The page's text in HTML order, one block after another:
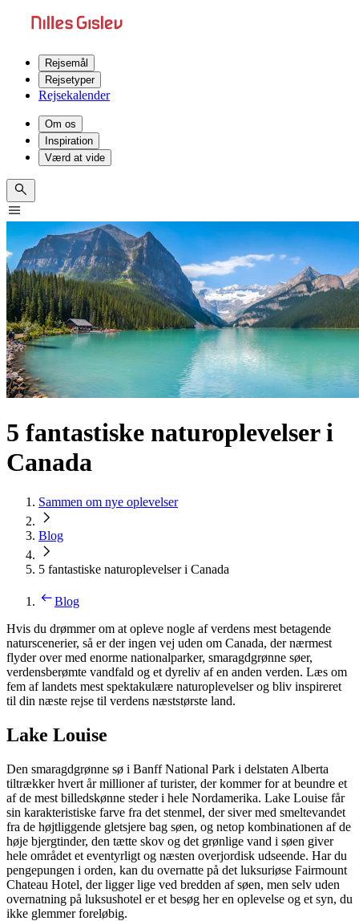
Rejsemål
Rejsetyper
Rejsekalender
Om os
Inspiration
Værd at vide
5 fantastiske naturoplevelser i
Canada
Sammen om nye oplevelser
Blog
5 fantastiske naturoplevelser i Canada
Blog
Hvis du drømmer om at opleve nogle af verdens mest betagende
naturscenerier, så er der ingen vej uden om Canada, der nærmest
flyder over med enorme nationalparker, smaragdgrønne søer,
verdensberømte vandfald og et dyreliv af en anden verden. Læs om
fem af landets mest spektakulære naturoplevelser og bliv inspireret
til din næste rejse til verdens næststørste land.
Lake Louise
Den smaragdgrønne sø i Banff National Park i delstaten Alberta
tiltrækker hvert år millioner af turister, der kommer for at beundre et
af de mest billedskønne steder i hele Nordamerika. Lake Louise får
sin karakteristiske farve fra det stenmel, der siver med smeltevandet
fra de højtliggende gletsjere bag søen, og netop kombinationen af de
høje bjergtinder, den tætte skov og det grønlige vand i søen giver
hele området et eventyrligt og næsten overjordisk udseende. Har du
pengepungen i orden, kan du overnatte på det luksuriøse Fairmount
Chateau Hotel, der ligger lige ved bredden af søen, men selv uden
overnatning på luksushotel er et besøg her en oplevelse og et syn, du
ikke glemmer foreløbig.